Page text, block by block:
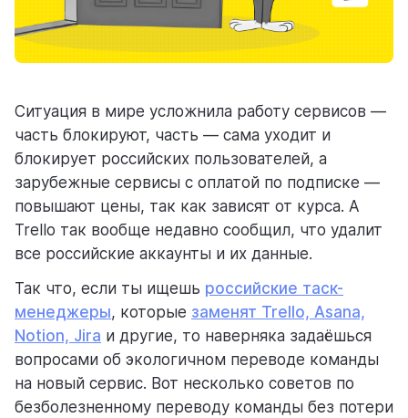
тарифные планы для любых команд
помощь
помогаем научиться работать в Weeek
Ситуация в мире усложнила работу сервисов —
часть блокируют, часть — сама уходит и
блокирует российских пользователей, а
зарубежные сервисы с оплатой по подписке —
повышают цены, так как зависят от курса. А
Trello так вообще недавно сообщил, что удалит
все российские аккаунты и их данные.
Так что, если ты ищешь российские таск-
менеджеры, которые заменят Trello, Asana,
Notion, Jira и другие, то наверняка задаёшься
вопросами об экологичном переводе команды
на новый сервис. Вот несколько советов по
безболезненному переводу команды без потери